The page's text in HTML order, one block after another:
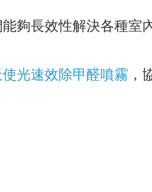
夠長效性解決各種
光速效除甲醛噴霧 ，